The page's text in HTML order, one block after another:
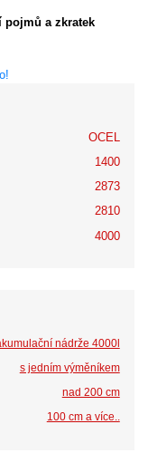
pojmů a zkratek
OCEL
1400
2873
2810
4000
nádrže 4000l
s jedním výměníkem
nad 200 cm
100 cm a více..